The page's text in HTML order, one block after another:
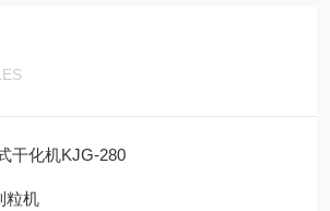
干化机KJG-280
粒机